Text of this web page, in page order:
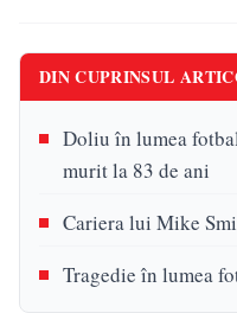
DIN CUPRINSUL
Doliu în lumea
murit la 83 de ani
Cariera lui Mike
Tragedie în lumea